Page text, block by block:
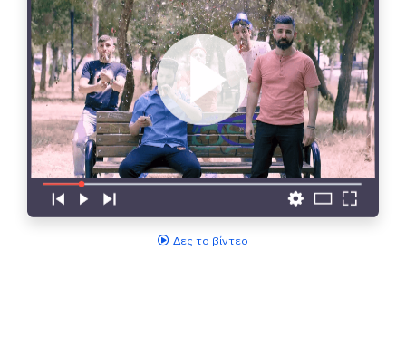
Δες το βίντεο